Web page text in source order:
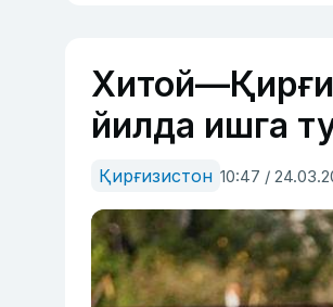
йилда ишга
Қирғизистон 10:47 /